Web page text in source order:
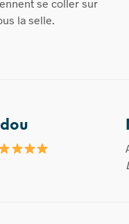
se coller sur
la selle.